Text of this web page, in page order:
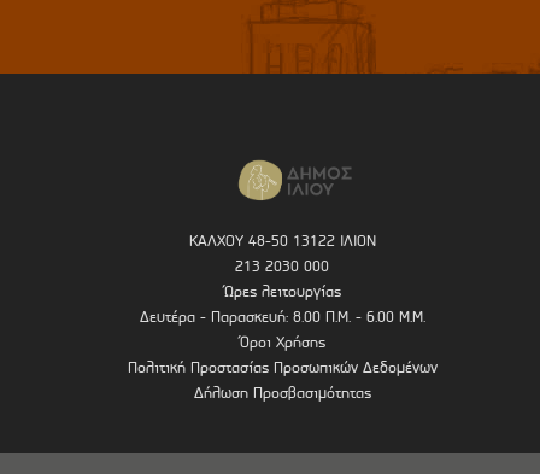
ΚΑΛΧΟΥ 48-50 13122 ΙΛΙΟΝ
213 2030 000
Ώρες λειτουργίας
Δευτέρα - Παρασκευή: 8.00 Π.Μ. - 6.00 Μ.Μ.
Όροι Χρήσης
Πολιτική Προστασίας Προσωπικών Δεδομένων
Δήλωση Προσβασιμότητας